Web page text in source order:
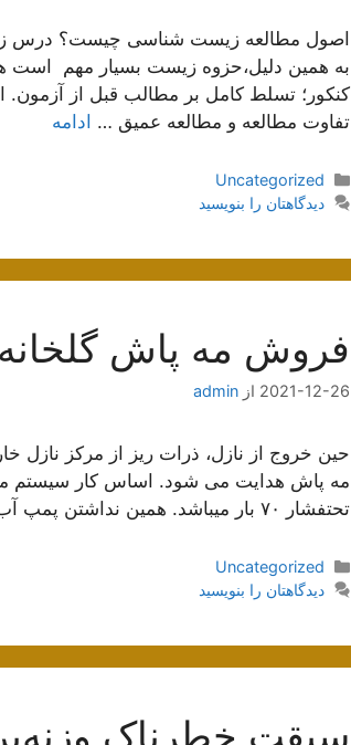
اصول مطالعه زیست شناسی چیست؟ درس
به همین دلیل،حزوه زیست بسیار مهم است همه
کنکور؛ تسلط کامل بر مطالب قبل از آزمون.
تفاوت مطالعه و مطالعه عمیق … ادامه
دسته‌ها
Uncategorized
دیدگاهتان را بنویسید
فروش مه پاش گلخانه
2021-12-26 از admin
حین خروج از نازل، ذرات ریز از مرکز
مه پاش هدایت می شود. اساس کار سیستم
تحتفشار ۷۰ بار میباشد. همین نداشتن پمپ آب مزایای زیادی برای مصارف خانگی دارد، چرا …
دسته‌ها
Uncategorized
دیدگاهتان را بنویسید
سبقت خطرناک